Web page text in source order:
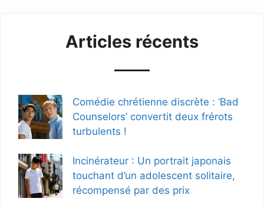
Articles récents
Comédie chrétienne discrète : ‘Bad
Counselors’ convertit deux frérots
turbulents !
Incinérateur : Un portrait japonais
touchant d’un adolescent solitaire,
récompensé par des prix